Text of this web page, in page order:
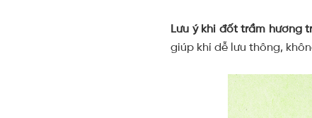
Lưu ý khi đốt trầm hương
giúp khí dễ lưu thông,